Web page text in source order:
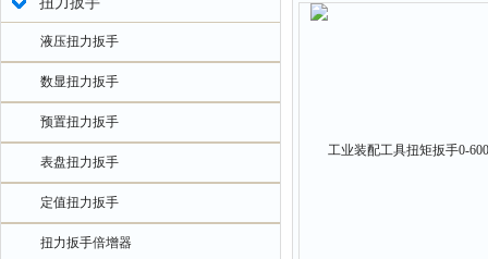
液压扭力扳手
数显扭力扳手
预置扭力扳手
表盘扭力扳手
定值扭力扳手
扭力扳手倍增器